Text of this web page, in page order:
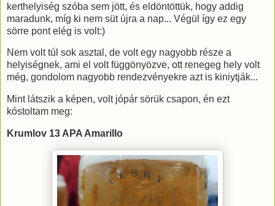
kerthelyiség szóba sem jött, és eldöntöttük, hogy addig
maradunk, míg ki nem süt újra a nap... Végül így ez egy
sörre pont elég is volt:)
Nem volt túl sok asztal, de volt egy nagyobb része a
helyiségnek, ami el volt függönyözve, ott renegeg hely volt
még, gondolom nagyobb rendezvényekre azt is kiniytják...
Mint látszik a képen, volt jópár sörük csapon, én ezt
kóstoltam meg:
Krumlov 13 APA Amarillo